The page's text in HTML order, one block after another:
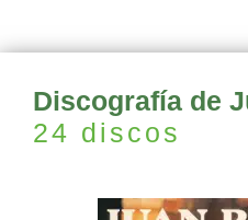
Discografía de
24 discos